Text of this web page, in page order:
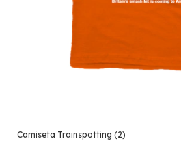
Camiseta Trainspotting (2)